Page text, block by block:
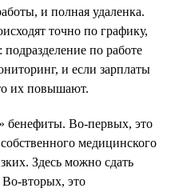
и полная удаленка.
точно по графику,
подразделение по работе
и если зарплаты
их повышают.
бенефиты. Во-первых, это
медицинского
Здесь можно сдать
вторых, это